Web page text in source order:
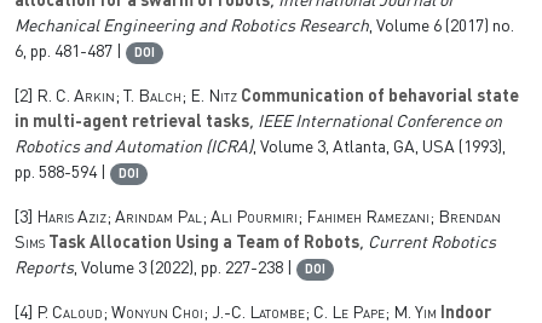
Mechanical Engineering and Robotics Research, Volume 6 (2017) no.
6, pp. 481-487 |
DOI
[2] R. C. Arkin; T. Balch; E. Nitz Communication of behavorial state
in multi-agent retrieval tasks, IEEE International Conference on
Robotics and Automation (ICRA), Volume 3, Atlanta, GA, USA (1993),
pp. 588-594 |
DOI
[3]
Haris Aziz; Arindam Pal; Ali Pourmiri; Fahimeh Ramezani; Brendan
Sims Task Allocation Using a Team of Robots, Current Robotics
Reports, Volume 3 (2022), pp. 227-238 | DOI
[4] P. Caloud; Wonyun Choi; J.-C. Latombe; C. Le Pape; M. Yim Indoor